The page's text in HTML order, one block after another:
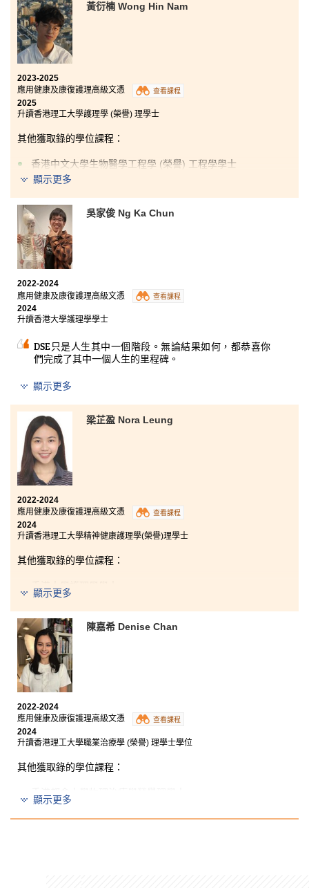
我有幸能在書院修讀應用健康及康復護理高級文憑課
程，並在這段學習旅程中找到自己的興趣。這兩年的學
習時光不單為我的醫療生涯打好基礎，更給予我許多寶
貴的實踐機會。無論是在實習、外展活動，還是學習使
用各種醫療科技工具等，這些經歷都大大提升了我的專
業技能。感謝書院講師和朋友的鼓勵和支持，令我慢慢
成長為更有自信的人。
我將帶着在這裏收穫的機會、技能、知識和美好回憶，
新階段。
香港教育大學特殊教育榮譽文學士 (高年級入學)
書院的實務課程內容和體驗學習，為我未來從事醫療保
健事業鋪路。我很高興能同時獲兩科心儀的學士學位課
程：物理治療和職業治療錄取。
感謝書院的栽培，課程涵蓋各種醫療復康知識，亦有豐
外，書院亦安排我們到醫療機構實習，讓我們能從實際
助行器、扶抱及位置轉移技巧等實用技巧，又提供患者
護理等實際技能訓練。這些訓練不但提升我的技能，還
支持我的教職員，幫我打好堅實的根基，使我能繼續追
夢。
黃衍楠 Wong Hin Nam
2023-2025
應用健康及康復護理高級文憑
查看課程
2025
升讀香港理工大學護理學 (榮譽) 理學士
其他獲取錄的學位課程：
香港中文大學生物醫學工程學 (榮譽) 工程學學士
應用健康及康復護理高級文憑讓我了解到想成為一名護
士，必須具有同理心，並以患者為中心，同時運用廣泛
的技能來支援患者的康復進度。課程透過理論知識和實
際應用，鞏固了我的基礎，例如我們需學習解剖學與生
理學，這些課程均讓我充分理解人體結構與身體功能。
我們亦會上心理學課，令我更理解身體有障礙的患者的
心理需求，亦更明白身體與心理健康之間的複雜聯繫。
此外，課程提供臨床實習機會，強化了我對護理工作的
熱情，亦讓我知道從事醫療專業需同時擁有同理心、溝
的決心，我將繼續磨練自己的技能和同理心，希望將來
成為一名為患者身心健康帶來正面影響的護士。
顯示更多
吳家俊 Ng Ka Chun
2022-2024
應用健康及康復護理高級文憑
查看課程
2024
升讀香港大學護理學學士
DSE只是人生其中一個階段。無論結果如何，都恭喜你
們完成了其中一個人生的里程碑。
作為此課程第一屆畢業生，感激書院提供了良好的學習
和幫助，令我找到人生目標和升學方向。在此亦感謝各
同學在過去兩年間和我一同創造無數個既難忘又開心的
回憶，讓我更有動力學習和投入在校園生活中。
最後，要知道DSE成績並不是故事的終結，反而是人生
一個新篇章的開始，之後的故事就交由你們自己繼續寫
下去了，大家盡力而為便可！好好享受在書院的學習時
光吧！
顯示更多
梁芷盈 Nora Leung
2022-2024
應用健康及康復護理高級文憑
查看課程
2024
升讀香港理工大學精神健康護理學(榮譽)理學士
其他獲取錄的學位課程：
香港大學護理學學士
香港浸會大學護理學學士（榮譽）學位課程
在求學的過程中，難免會遇到失敗和挫折，但千萬不要
失去對人生目標的追求，。因為問題不在於事情的困
難，而是在於缺乏有效的方法，或是擁有方法卻不願意
去實踐。
盼望以下這句話能提醒迷茫中的你：求學階段最堅固的
學習習慣，如定時複習和向講師主動提問。；這些習慣
都能幫助我更有效地追求知識，提升理解力和記憶力，
最終讓我成功達成學業目標。
顯示更多
陳嘉希 Denise Chan
2022-2024
應用健康及康復護理高級文憑
查看課程
2024
升讀香港理工大學職業治療學 (榮譽) 理學士學位
其他獲取錄的學位課程：
香港都會大學物理治療學榮譽理學士
顯示更多